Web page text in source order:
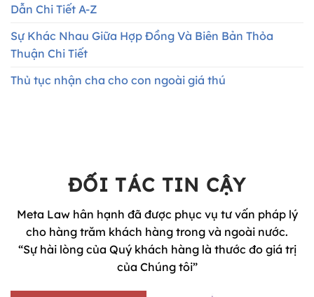
Dẫn Chi Tiết A-Z
Sự Khác Nhau Giữa Hợp Đồng Và Biên Bản Thỏa
Thuận Chi Tiết
Thủ tục nhận cha cho con ngoài giá thú
ĐỐI TÁC TIN CẬY
Meta Law hân hạnh đã được phục vụ tư vấn pháp lý
cho hàng trăm khách hàng trong và ngoài nước.
“Sự hài lòng của Quý khách hàng là thước đo giá trị
của Chúng tôi”